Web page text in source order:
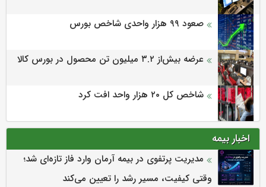
صعود ۹۹ هزار واحدی شاخص بورس
عرضه بیش‌از ۳.۲ میلیون تن محصول در بورس کالا
شاخص کل ۲۰ هزار واحد افت کرد
اخبار بیمه
مدیریت پرتفوی در بیمه آرمان وارد فاز تازه‌ای شد؛
وقتی کیفیت، مسیر رشد را تعیین می‌کند